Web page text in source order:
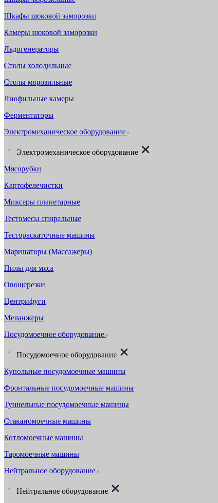
Шкафы шоковой заморозки
Камеры шоковой заморозки
Льдогенераторы
Столы холодильные
Столы морозильные
Лиофильные камеры
Ферментаторы
Электромеханическое оборудование
Электромеханическое оборудование
Мясорубки
Картофелечистки
Миксеры планетарные
Тестомесы спиральные
Тестораскаточные машины
Маринаторы (Массажеры)
Пилы для мяса
Овощерезки
Центрифуги
Меланжеры
Посудомоечное оборудование
Посудомоечное оборудование
Купольные посудомоечные машины
Фронтальные посудомоечные машины
Туннельные посудомоечные машины
Стаканомоечные машины
Котломоечные машины
Таромоечные машины
Нейтральное оборудование
Нейтральное оборудование